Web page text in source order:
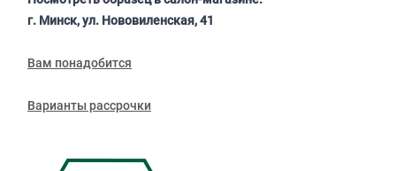
г. Минск, ул. Нововиленская, 41
Вам понадобится
Варианты рассрочки